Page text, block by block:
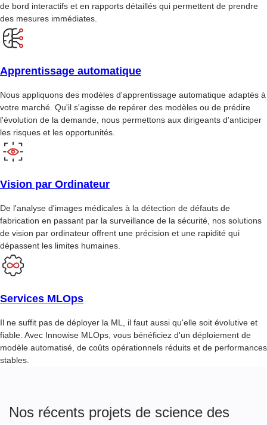
de bord interactifs et en rapports détaillés qui permettent de prendre
des mesures immédiates.
Apprentissage automatique
Nous appliquons des modèles d'apprentissage automatique adaptés à
votre marché. Qu'il s'agisse de repérer des modèles ou de prédire
l'évolution de la demande, nous permettons aux dirigeants d'anticiper
les risques et les opportunités.
Vision par Ordinateur
De l'analyse d'images médicales à la détection de défauts de
fabrication en passant par la surveillance de la sécurité, nos solutions
de vision par ordinateur offrent une précision et une rapidité qui
dépassent les limites humaines.
Services MLOps
Il ne suffit pas de déployer la ML, il faut aussi qu'elle soit évolutive et
fiable. Avec Innowise MLOps, vous bénéficiez d'un déploiement de
modèle automatisé, de coûts opérationnels réduits et de performances
stables.
Nos récents projets de science des